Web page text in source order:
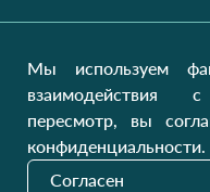
Для мужчин
Для детей
Домашний текстиль
Мы используем
взаимодействия
пересмотр, вы
конфиденциальности.
Согласен